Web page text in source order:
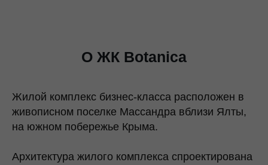
О ЖК Botanica
Жилой комплекс бизнес-класса расположен в
живописном поселке Массандра вблизи Ялты,
на южном побережье Крыма.
Архитектура жилого комплекса спроектирована